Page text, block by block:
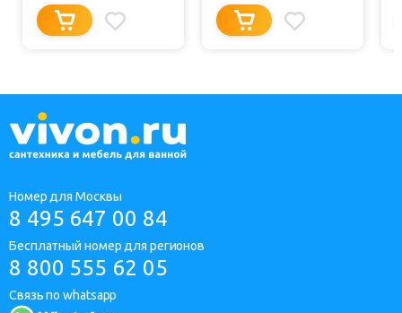
Номер для Москвы
8 495 647 00 84
Бесплатный номер для регионов
8 800 555 62 05
Связь по whatsapp